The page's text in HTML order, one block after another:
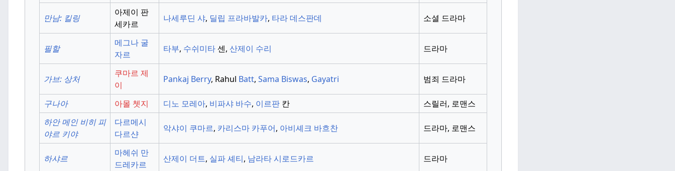
만남: 킬링
아제이 판
세카르
나세루딘 샤, 딜립 프라바발카, 타라 데스판데 소셜 드라마
필할
메그나 굴
자르
타부, 수쉬미타센, 산제이 수리 드라마
가브: 상처
쿠마르 제
이
Pankaj Berry, Rahul Batt, Sama Biswas, Gayatri 범죄 드라마
구나아 아몰 쳇지 디노 모레아, 비파샤 바수, 이르판 칸
스릴러, 로맨스
하안 메인 비히 피
야르 키야
다르메시
다르샨
악샤이 쿠마르, 카리스마 카푸어, 아비셰크 바흐찬 드라마, 로맨스
하샤르
마헤쉬 만
드레카르
산제이 더트, 실파 셰티, 남라타 시로드카르 드라마